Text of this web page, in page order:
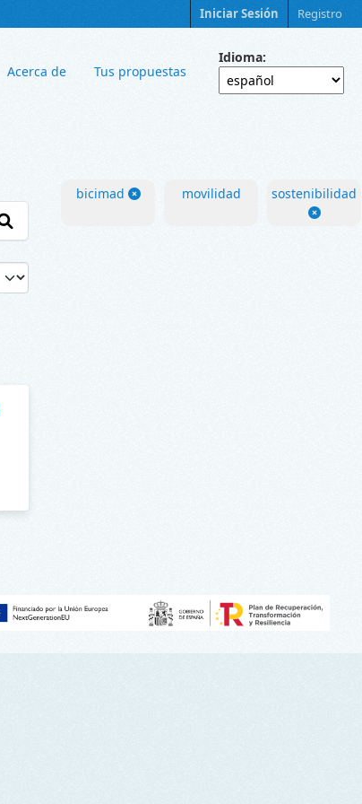
Iniciar Sesión Registro
Acerca de Tus propuestas
Idioma
bicimad movilidad sostenibilidad